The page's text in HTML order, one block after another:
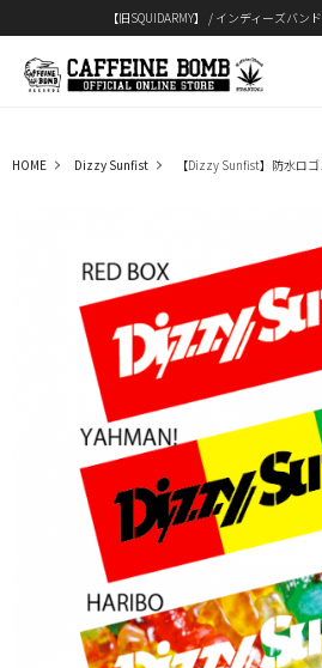
【旧SQUIDARMY】 / インディーズバ
HOME Dizzy Sunfist 【Dizzy Sunfist】防水ロ